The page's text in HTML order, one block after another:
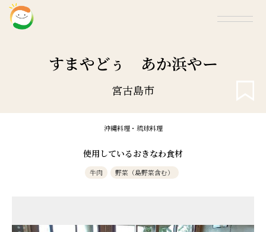
すまやどぅ あか浜やー
宮古島市
沖縄料理・琉球料理
使用しているおきなわ食材
牛肉 野菜（島野菜含む）